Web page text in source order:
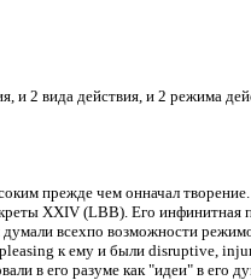
и 2 вида действия, и 2 режима
прежде чем онначал творение.
XXIV (LBB). Его инфинитная
всехпо возможности
к ему и были disruptive,
в его разуме как "идеи" в его